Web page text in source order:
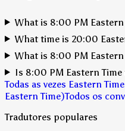
What is 8:00 PM Eastern
What time is 20:00
What is 8:00 PM
Is 8:00 PM Eastern Time
Todas as vezes Eastern
Eastern Time)Todos os
Tradutores populares